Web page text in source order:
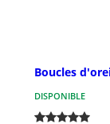
Boucles
DISPONIBLE